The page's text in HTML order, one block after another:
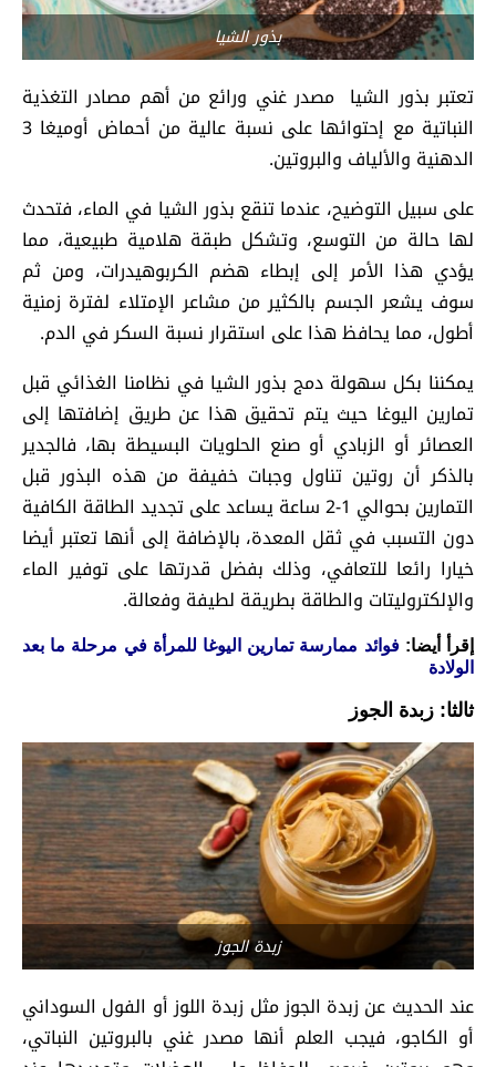
بذور الشيا
تعتبر بذور الشيا مصدر غني ورائع من أهم مصادر التغذية
النباتية مع إحتوائها على نسبة عالية من أحماض أوميغا 3
الدهنية والألياف والبروتين.
على سبيل التوضيح، عندما تنقع بذور الشيا في الماء، فتحدث
لها حالة من التوسع، وتشكل طبقة هلامية طبيعية، مما
يؤدي هذا الأمر إلى إبطاء هضم الكربوهيدرات، ومن ثم
سوف يشعر الجسم بالكثير من مشاعر الإمتلاء لفترة زمنية
أطول، مما يحافظ هذا على استقرار نسبة السكر في الدم.
يمكننا بكل سهولة دمج بذور الشيا في نظامنا الغذائي قبل
تمارين اليوغا حيث يتم تحقيق هذا عن طريق إضافتها إلى
العصائر أو الزبادي أو صنع الحلويات البسيطة بها، فالجدير
بالذكر أن روتين تناول وجبات خفيفة من هذه البذور قبل
التمارين بحوالي 1-2 ساعة يساعد على تجديد الطاقة الكافية
دون التسبب في ثقل المعدة، بالإضافة إلى أنها تعتبر أيضا
خيارا رائعا للتعافي، وذلك بفضل قدرتها على توفير الماء
والإلكتروليتات والطاقة بطريقة لطيفة وفعالة.
إقرأ أيضا: فوائد ممارسة تمارين اليوغا للمرأة في مرحلة ما بعد
الولادة
ثالثا: زبدة الجوز
زبدة الجوز
عند الحديث عن زبدة الجوز مثل زبدة اللوز أو الفول السوداني
أو الكاجو، فيجب العلم أنها مصدر غني بالبروتين النباتي،